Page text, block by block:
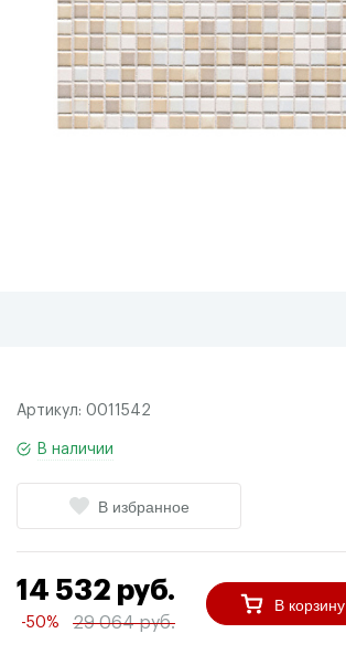
Артикул: 0011542
В наличии
В избранное
14 532 руб.
-50% 29 064 руб.
В корзину